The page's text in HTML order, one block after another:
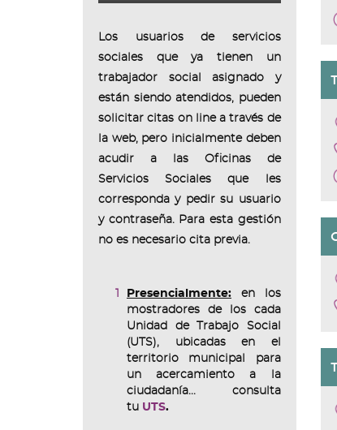
Los usuarios de servicios
sociales que ya tienen un
trabajador social asignado y
están siendo atendidos, pueden
solicitar citas on line a través de
la web, pero inicialmente deben
acudir a las Oficinas de
Servicios Sociales que les
corresponda y pedir su usuario
y contraseña. Para esta gestión
no es necesario cita previa.
Presencialmente: en los
mostradores de los cada
Unidad de Trabajo Social
(UTS), ubicadas en el
territorio municipal para
un acercamiento a la
ciudadanía... consulta
tu UTS.